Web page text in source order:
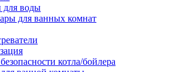
для воды
для ванных комнат
котла/бойлера